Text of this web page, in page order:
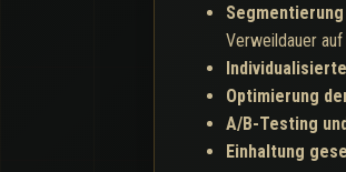
Verweildauer
Optimierung
A/B-Testing
Einhaltung